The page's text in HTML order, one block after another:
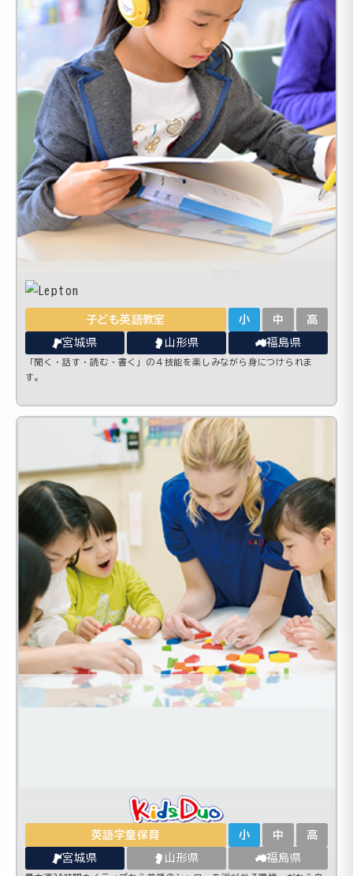
子ども英語教室 小 中 高
宮城県 山形県 福島県
「聞く・話す・読む・書く」の４技能を楽しみながら身につけられま
す。
英語学童保育 小 中 高
宮城県 山形県 福島県